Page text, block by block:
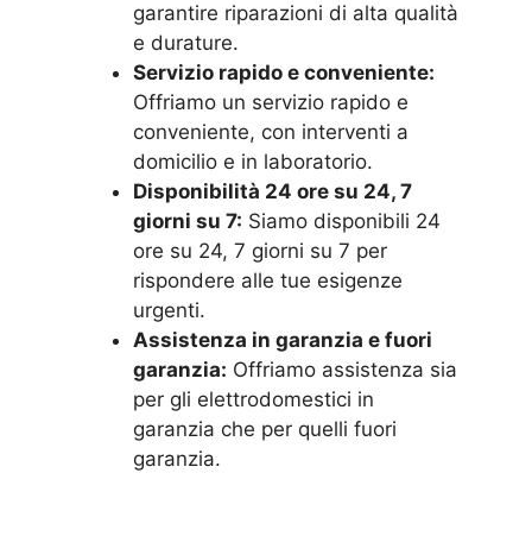
garantire riparazioni di alta qualità
e durature.
Servizio rapido e conveniente:
Offriamo un servizio rapido e
conveniente, con interventi a
domicilio e in laboratorio.
Disponibilità 24 ore su 24, 7
giorni su 7: Siamo disponibili 24
ore su 24, 7 giorni su 7 per
rispondere alle tue esigenze
urgenti.
Assistenza in garanzia e fuori
garanzia: Offriamo assistenza sia
per gli elettrodomestici in
garanzia che per quelli fuori
garanzia.